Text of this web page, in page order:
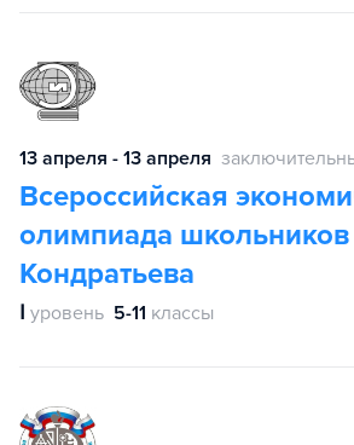
13 апреля - 13 апреля
Всероссийская
олимпиада
Кондратьева
Ⅰ уровень 5-11 классы